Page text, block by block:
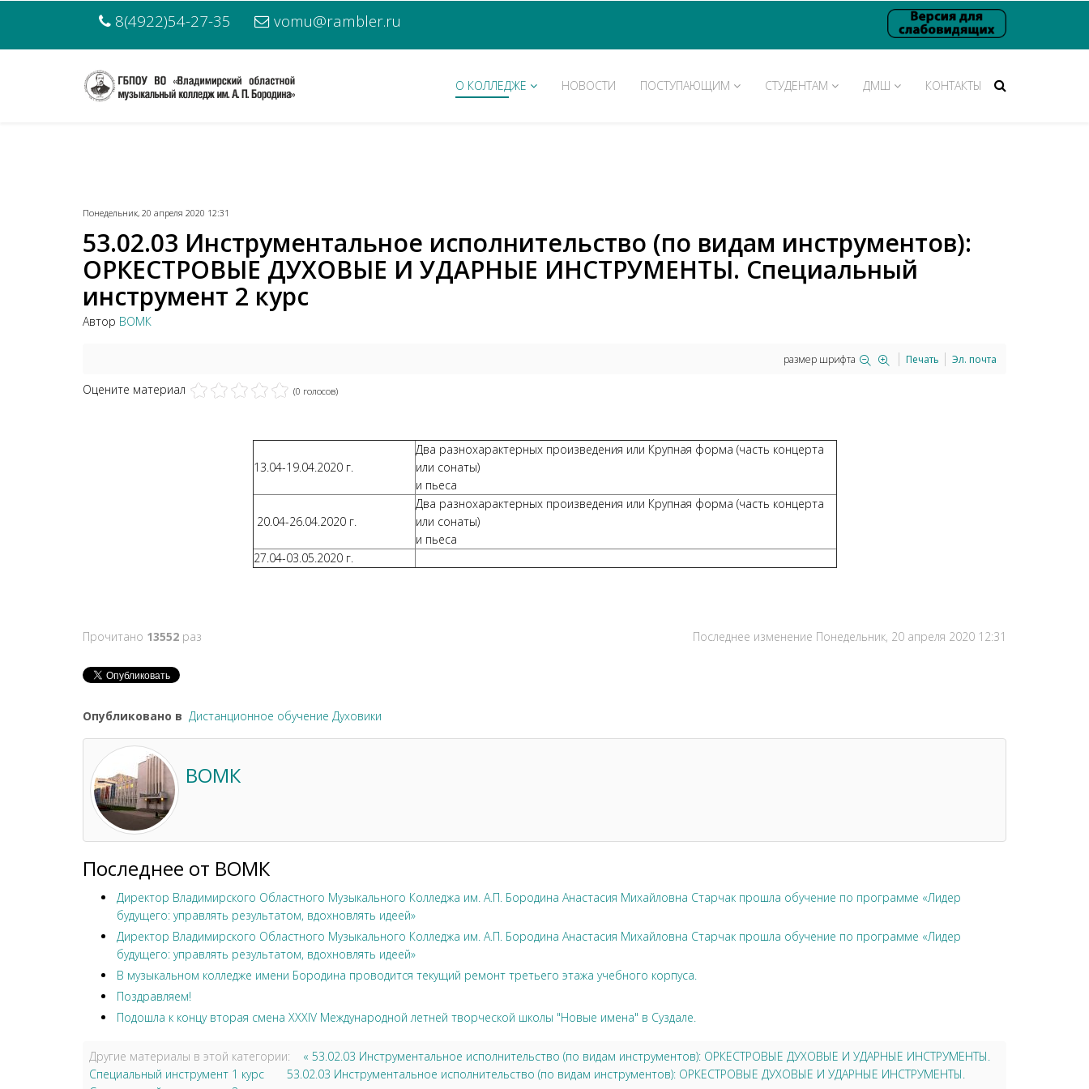
8(4922)54-27-35 vomu@rambler.ru
О КОЛЛЕДЖЕ НОВОСТИ ПОСТУПАЮЩИМ СТУДЕНТАМ ДМШ КОНТАКТЫ
Понедельник, 20 апреля 2020 12:31
53.02.03 Инструментальное исполнительство (по видам инструментов):
ОРКЕСТРОВЫЕ ДУХОВЫЕ И УДАРНЫЕ ИНСТРУМЕНТЫ. Специальный
инструмент 2 курс
Автор ВОМК
размер шрифта Печать Эл. почта
Оцените материал (0 голосов)
13.04-19.04.2020 г.
Два разнохарактерных произведения или Крупная форма (часть концерта
или сонаты)
и пьеса
20.04-26.04.2020 г.
Два разнохарактерных произведения или Крупная форма (часть концерта
или сонаты)
и пьеса
27.04-03.05.2020 г.
Прочитано 13552 раз Последнее изменение Понедельник, 20 апреля 2020 12:31
Опубликовано в Дистанционное обучение Духовики
ВОМК
Последнее от ВОМК
Директор Владимирского Областного Музыкального Колледжа им. А.П. Бородина Анастасия Михайловна Старчак прошла обучение по программе «Лидер
будущего: управлять результатом, вдохновлять идеей»
Директор Владимирского Областного Музыкального Колледжа им. А.П. Бородина Анастасия Михайловна Старчак прошла обучение по программе «Лидер
будущего: управлять результатом, вдохновлять идеей»
В музыкальном колледже имени Бородина проводится текущий ремонт третьего этажа учебного корпуса.
Поздравляем!
Подошла к концу вторая смена XXXIV Международной летней творческой школы "Новые имена" в Суздале.
Другие материалы в этой категории:
« 53.02.03 Инструментальное исполнительство (по видам инструментов): ОРКЕСТРОВЫЕ ДУХОВЫЕ И УДАРНЫЕ ИНСТРУМЕНТЫ.
Специальный инструмент 1 курс
53.02.03 Инструментальное исполнительство (по видам инструментов): ОРКЕСТРОВЫЕ ДУХОВЫЕ И УДАРНЫЕ ИНСТРУМЕНТЫ.